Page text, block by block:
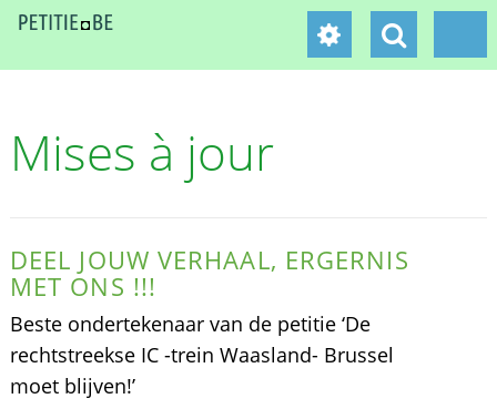
Mises à jour
DEEL JOUW VERHAAL, ERGERNIS
MET ONS !!!
Beste ondertekenaar van de petitie ‘De
rechtstreekse IC -trein Waasland- Brussel
moet blijven!’